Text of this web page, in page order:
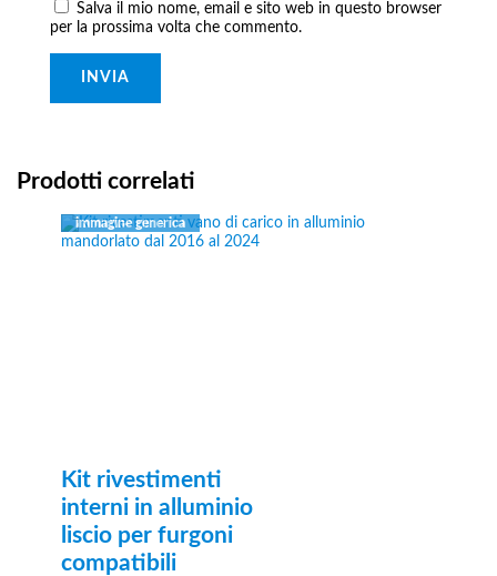
Salva il mio nome, email e sito web in questo browser
per la prossima volta che commento.
Prodotti correlati
Kit rivestimenti
interni in alluminio
liscio per furgoni
compatibili